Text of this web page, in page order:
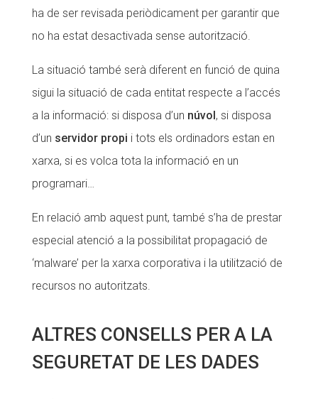
ha de ser revisada periòdicament per garantir que
no ha estat desactivada sense autorització.
La situació també serà diferent en funció de quina
sigui la situació de cada entitat respecte a l’accés
a la informació: si disposa d’un núvol, si disposa
d’un servidor propi i tots els ordinadors estan en
xarxa, si es volca tota la informació en un
programari…
En relació amb aquest punt, també s’ha de prestar
especial atenció a la possibilitat propagació de
‘malware’ per la xarxa corporativa i la utilització de
recursos no autoritzats.
ALTRES CONSELLS PER A LA
SEGURETAT DE LES DADES